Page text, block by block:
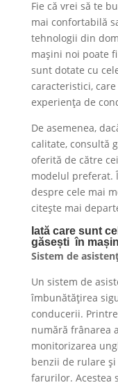
Fie că vrei să te
mai confortabilă
tehnologii din
mașini noi poate
sunt dotate cu
caracteristici,
experiența de
De asemenea,
calitate, consultă
oferită de către
modelul preferat.
despre cele mai
citește mai
Iată care sunt
găsești în
Sistem de
Un sistem de
îmbunătățirea
conducerii.
numără frânarea
monitorizarea
benzii de rulare
farurilor. Acestea